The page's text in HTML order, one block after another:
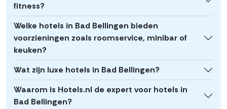
fitness?
Welke hotels in Bad Bellingen bieden
voorzieningen zoals roomservice, minibar of
keuken?
Wat zijn luxe hotels in Bad Bellingen?
Waarom is Hotels.nl de expert voor hotels in
Bad Bellingen?